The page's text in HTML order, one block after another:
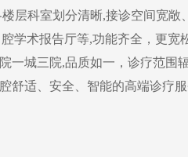
层科室划分清晰,接诊空间宽敞
学术报告厅等,功能齐全，更宽
一城三院,品质如一，诊疗范围
舒适、安全、智能的高端诊疗服